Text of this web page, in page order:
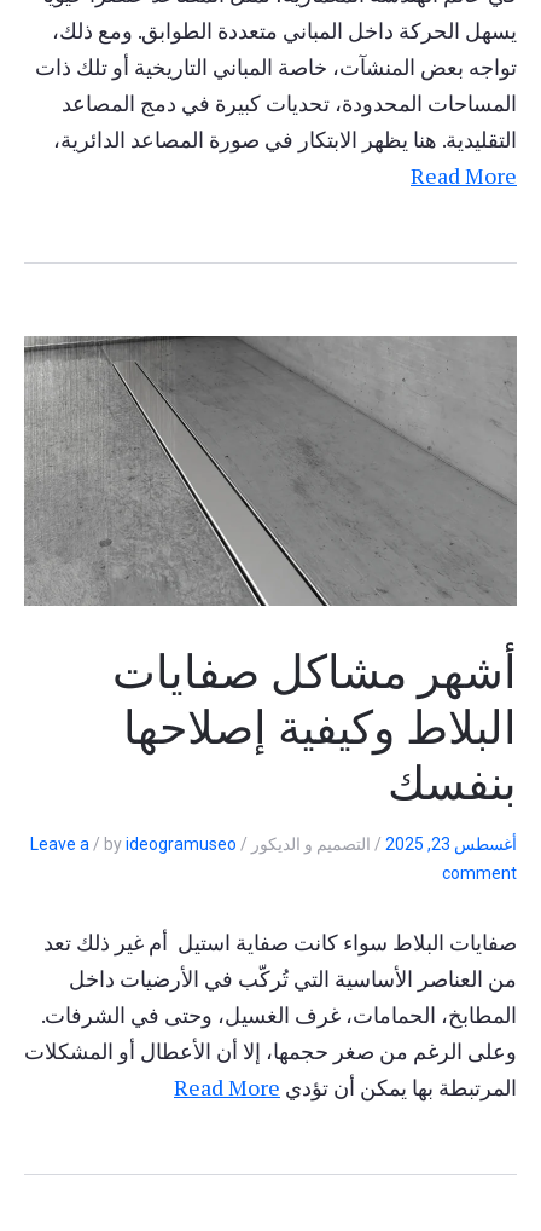
يسهل الحركة داخل المباني متعددة الطوابق. ومع ذلك،
تواجه بعض المنشآت، خاصة المباني التاريخية أو تلك ذات
المساحات المحدودة، تحديات كبيرة في دمج المصاعد
التقليدية. هنا يظهر الابتكار في صورة المصاعد الدائرية،
Read More
أشهر مشاكل صفايات
البلاط وكيفية إصلاحها
بنفسك
أغسطس 23, 2025 / التصميم و الديكور /
byideogramuseo
/
Leave a
comment
صفايات البلاط سواء كانت صفاية استيل أم غير ذلك تعد
من العناصر الأساسية التي تُركّب في الأرضيات داخل
المطابخ، الحمامات، غرف الغسيل، وحتى في الشرفات.
وعلى الرغم من صغر حجمها، إلا أن الأعطال أو المشكلات
المرتبطة بها يمكن أن تؤدي Read More